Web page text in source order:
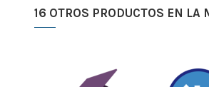
16 OTROS PRODUCTOS EN LA